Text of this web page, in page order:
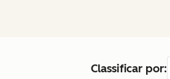
Classificar por: